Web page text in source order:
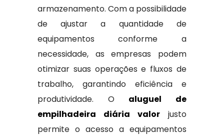
armazenamento. Com a possibilidade
de ajustar a quantidade de
equipamentos conforme a
necessidade, as empresas podem
otimizar suas operações e fluxos de
trabalho, garantindo eficiência e
produtividade. O aluguel de
empilhadeira diária valor justo
permite o acesso a equipamentos